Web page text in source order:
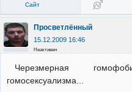
Сайт
Просветлённый
15.12.2009 16:46
Неактивен
Черезмерная
гомосексуализма...